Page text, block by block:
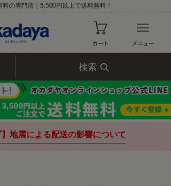
の専門店｜5,500円以上で送料無料！
検索
】地震による配送の影響について